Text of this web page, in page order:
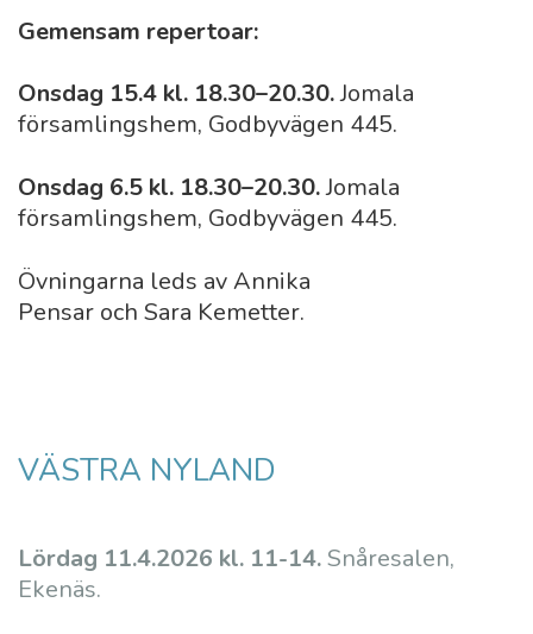
Gemensam repertoar:
Onsdag 15.4 kl. 18.30–20.30.Jomala
församlingshem, Godbyvägen 445.
Onsdag 6.5 kl. 18.30–20.30.Jomala
församlingshem, Godbyvägen 445.
Övningarna leds av Annika
Pensar och Sara Kemetter.
VÄSTRA NYLAND
Lördag 11.4.2026 kl. 11-14.Snåresalen,
Ekenäs.